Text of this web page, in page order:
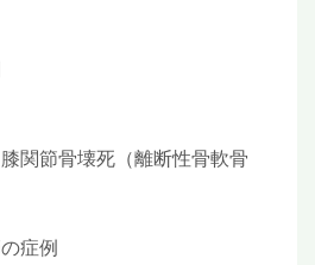
関節骨壊死（離断性骨軟骨
症例